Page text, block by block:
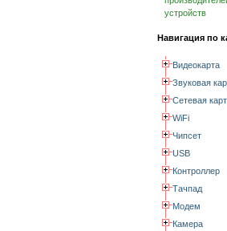
устройств
Навигация по
Видеокарта
Звуковая
Сетевая
WiFi
Чипсет
USB
Контроллер
Тачпад
Модем
Камера